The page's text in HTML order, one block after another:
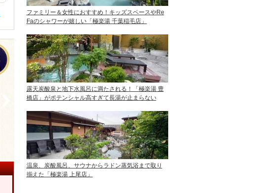
ファミリー＆女性におすすめ！キッズスペースやRe
Faのシャワーが嬉しい「極楽湯 千葉稲毛店」
露天炭酸泉と地下水風呂に満たされる！「極楽湯 豊
橋店」がポテンシャル高すぎて長湯が止まらない
温泉、炭酸風呂、サウナからラドン蒸気浴まで取り
揃えた「極楽湯 上尾店」